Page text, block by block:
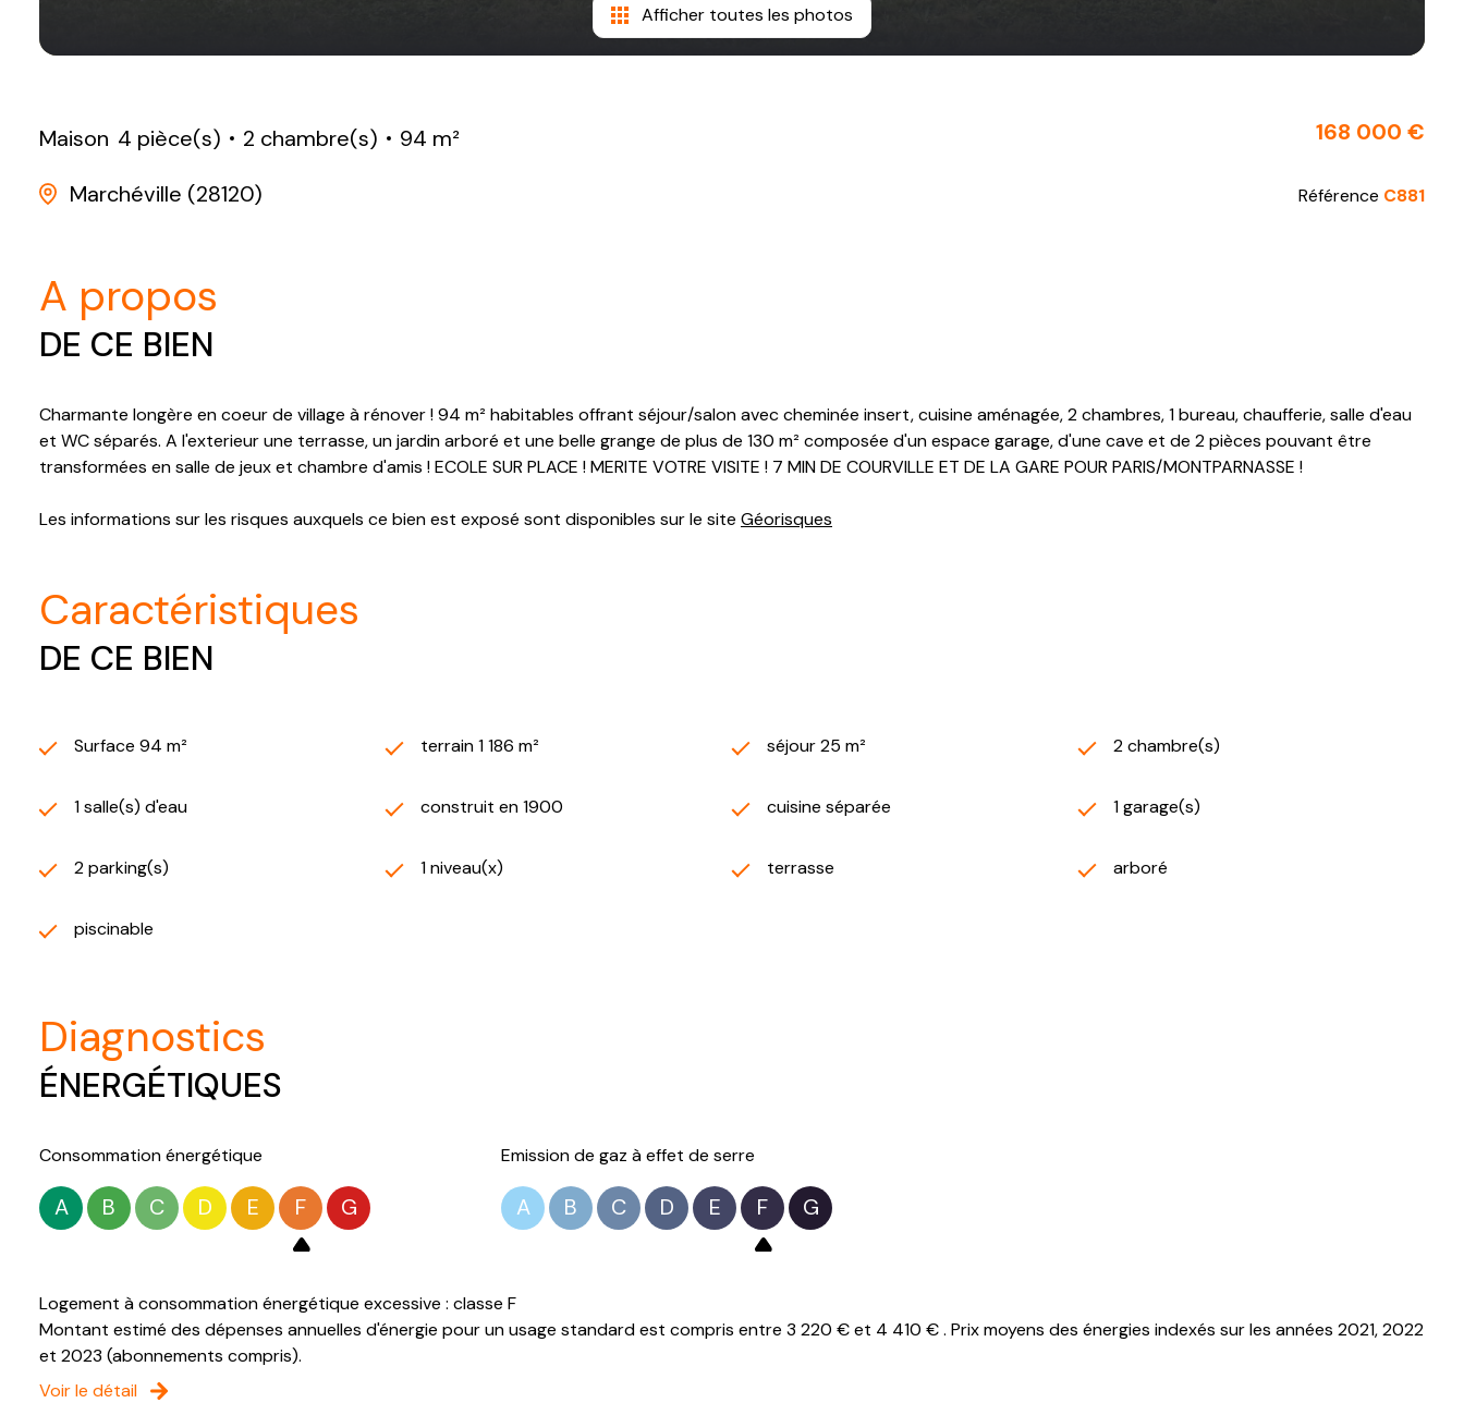
Afficher toutes les photos
Maison 4 pièce(s) 2 chambre(s)
94 m²
Marchéville (28120)
168 000 €
Référence C881
a propos
DE CE BIEN
Charmante longère en coeur de village à rénover ! 94 m² habitables offrant séjour/salon avec cheminée insert, cuisine aménagée, 2 chambres, 1 bureau, chaufferie, salle d'eau
et WC séparés. A l'exterieur une terrasse, un jardin arboré et une belle grange de plus de 130 m² composée d'un espace garage, d'une cave et de 2 pièces pouvant être
transformées en salle de jeux et chambre d'amis ! ECOLE SUR PLACE ! MERITE VOTRE VISITE ! 7 MIN DE COURVILLE ET DE LA GARE POUR PARIS/MONTPARNASSE !
Les informations sur les risques auxquels ce bien est exposé sont disponibles sur le site Géorisques
caractéristiques
DE CE BIEN
Surface 94 m² terrain 1 186 m² séjour 25 m² 2 chambre(s)
1 salle(s) d'eau construit en 1900 cuisine séparée 1 garage(s)
2 parking(s) 1 niveau(x) terrasse arboré
piscinable
diagnostics
ÉNERGÉTIQUES
Consommation énergétique
A B C D E F G
Emission de gaz à effet de serre
A B C D E F G
Logement à consommation énergétique excessive : classe F
Montant estimé des dépenses annuelles d'énergie pour un usage standard est compris entre 3 220 € et 4 410 € . Prix moyens des énergies indexés sur les années 2021, 2022
et 2023 (abonnements compris).
Voir le détail